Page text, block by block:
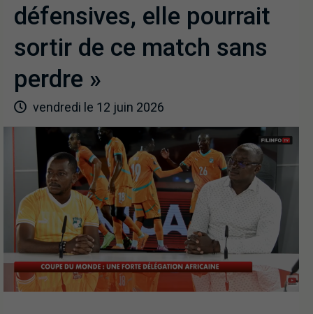
défensives, elle pourrait
sortir de ce match sans
perdre »
vendredi le 12 juin 2026